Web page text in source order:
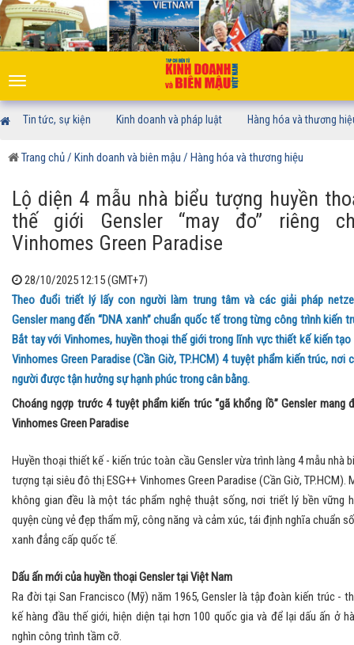
Toggle
navigation
Tin tức, sự kiện Kinh doanh và pháp luật Hàng hóa và thương
Trang chủ/ Kinh doanh và biên mậu / Hàng hóa và thương hiệu
Lộ diện 4 mẫu nhà biểu tượng huyền
thế giới Gensler “may đo” riêng
Vinhomes Green Paradise
28/10/2025 12:15 (GMT+7)
Theo đuổi triết lý lấy con người làm trung tâm và các giải pháp
Gensler mang đến “DNA xanh” chuẩn quốc tế trong từng công trình kiến
Bắt tay với Vinhomes, huyền thoại thế giới trong lĩnh vực thiết kế kiến
Vinhomes Green Paradise (Cần Giờ, TP.HCM) 4 tuyệt phẩm kiến trúc, nơi
người được tận hưởng sự hạnh phúc trong cân bằng.
Choáng ngợp trước 4 tuyệt phẩm kiến trúc “gã khổng lồ” Gensler mang
Vinhomes Green Paradise
Huyền thoại thiết kế - kiến trúc toàn cầu Gensler vừa trình làng 4 mẫu nhà
tượng tại siêu đô thị ESG++ Vinhomes Green Paradise (Cần Giờ, TP.HCM).
không gian đều là một tác phẩm nghệ thuật sống, nơi triết lý bền vững
quyện cùng vẻ đẹp thẩm mỹ, công năng và cảm xúc, tái định nghĩa chuẩn
xanh đẳng cấp quốc tế.
Dấu ấn mới của huyền thoại Gensler tại Việt Nam
Ra đời tại San Francisco (Mỹ) năm 1965, Gensler là tập đoàn kiến trúc -
kế hàng đầu thế giới, hiện diện tại hơn 100 quốc gia và để lại dấu ấn ở
nghìn công trình tầm cỡ.